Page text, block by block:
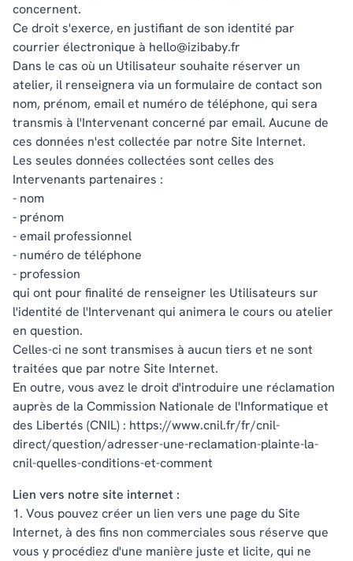
concernent.
Ce droit s'exerce, en justifiant de son identité par
courrier électronique à hello@izibaby.fr
Dans le cas où un Utilisateur souhaite réserver un
atelier, il renseignera via un formulaire de contact son
nom, prénom, email et numéro de téléphone, qui sera
transmis à l'Intervenant concerné par email. Aucune de
ces données n'est collectée par notre Site Internet.
Les seules données collectées sont celles des
Intervenants partenaires :
- nom
- prénom
- email professionnel
- numéro de téléphone
- profession
qui ont pour finalité de renseigner les Utilisateurs sur
l'identité de l'Intervenant qui animera le cours ou atelier
en question.
Celles-ci ne sont transmises à aucun tiers et ne sont
traitées que par notre Site Internet.
En outre, vous avez le droit d'introduire une réclamation
auprès de la Commission Nationale de l'Informatique et
des Libertés (CNIL) : https://www.cnil.fr/fr/cnil-
direct/question/adresser-une-reclamation-plainte-la-
cnil-quelles-conditions-et-comment
Lien vers notre site internet :
1. Vous pouvez créer un lien vers une page du Site
Internet, à des fins non commerciales sous réserve que
vous y procédiez d'une manière juste et licite, qui ne